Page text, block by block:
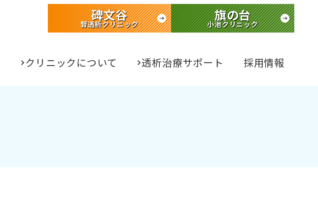
碑文谷
腎透析クリニック
旗の台
小池クリニック
クリニックについて 透析治療サポート 採用情報